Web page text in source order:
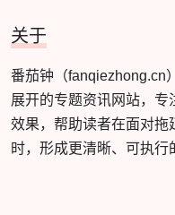
关于
番茄钟（fanqiezhong.cn
展开的专题资讯网站，
效果，帮助读者在面对拖
时，形成更清晰、可执行